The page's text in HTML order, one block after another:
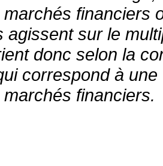
financiers
agissent sur le
donc selon la
correspond à
financiers.